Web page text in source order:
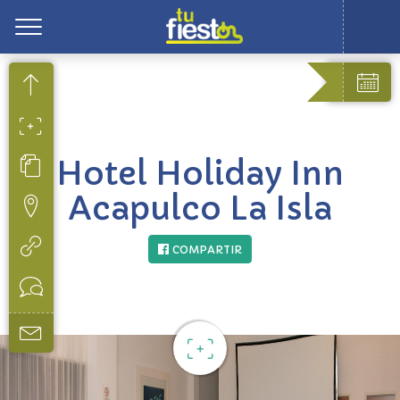
Hotel Holiday Inn
Acapulco La Isla
COMPARTIR